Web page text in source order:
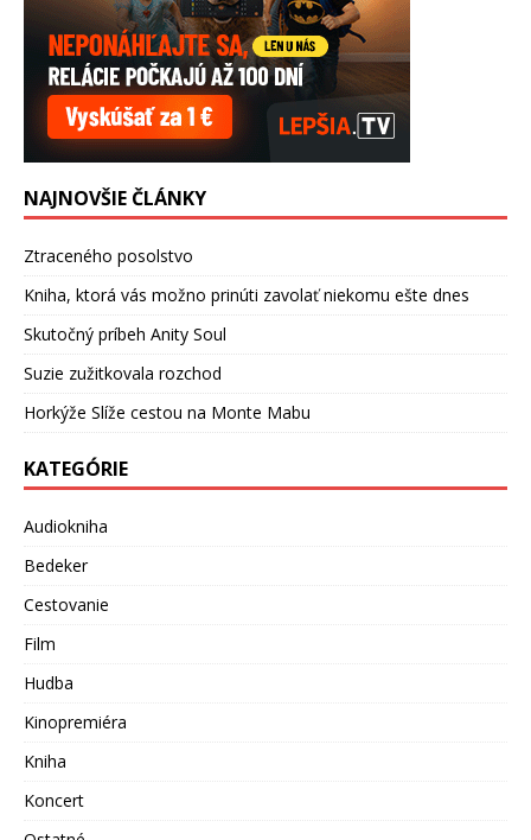
NAJNOVŠIE ČLÁNKY
Ztraceného posolstvo
Kniha, ktorá vás možno prinúti zavolať niekomu ešte dnes
Skutočný príbeh Anity Soul
Suzie zužitkovala rozchod
Horkýže Slíže cestou na Monte Mabu
KATEGÓRIE
Audiokniha
Bedeker
Cestovanie
Film
Hudba
Kinopremiéra
Kniha
Koncert